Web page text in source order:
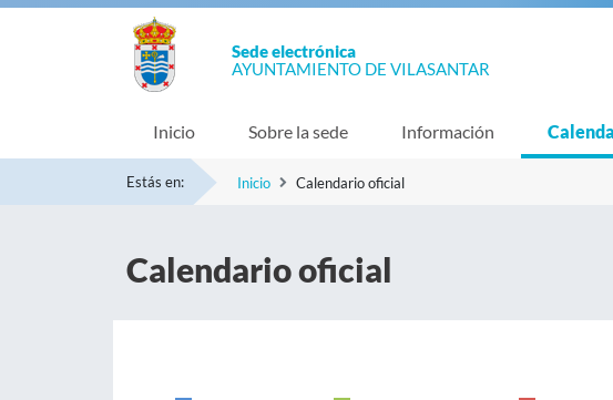
Sede electrónica
AYUNTAMIENTO DE VILASANTAR
Inicio Sobre la sede Información
Estás en: Inicio Calendario oficial
Calendario oficial